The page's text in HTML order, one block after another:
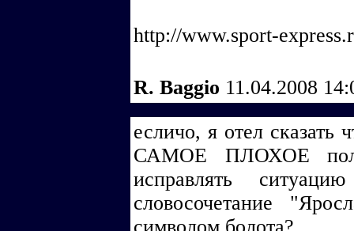
http://www.sport-
R. Baggio 11.04.2008
есличо, я отел сказать
САМОЕ ПЛОХОЕ
исправлять
словосочетание